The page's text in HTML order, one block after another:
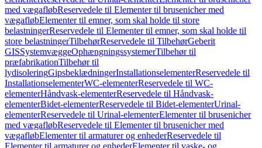
med vægafløbReservedele til Elementer til brusenicher med
vægafløbElementer til emner, som skal holde til store
belastningerReservedele til Elementer til emner, som skal holde til
store belastningerTilbehørReservedele til TilbehørGeberit
GISSystemvæggeOphængningssystemerTilbehør til
præfabrikationTilbehør til
lydisoleringGipsbeklædningerInstallationselementerReservedele til
InstallationselementerWC-elementerReservedele til WC-
elementerHåndvask-elementerReservedele til Håndvask-
elementerBidet-elementerReservedele til Bidet-elementerUrinal-
elementerReservedele til Urinal-elementerElementer til brusenicher
med vægafløbReservedele til Elementer til brusenicher med
vægafløbElementer til armaturer og enhederReservedele til
Elementer til armaturer og enhederElementer til vaske- og